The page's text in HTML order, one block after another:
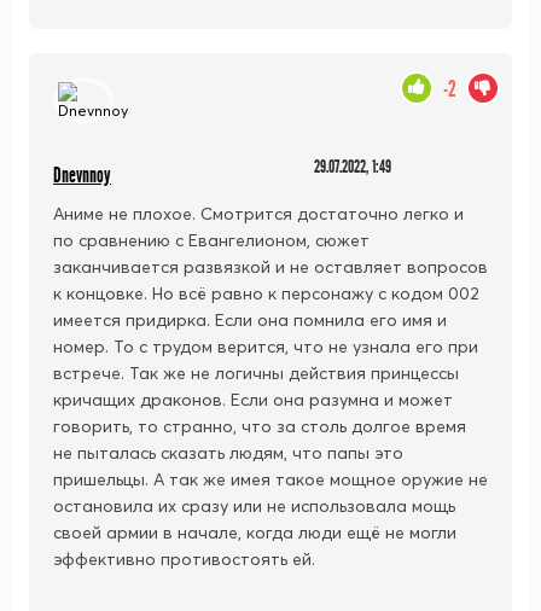
Dnevnnoy 29.07.2022, 1:49
Аниме не плохое. Смотрится достаточно легко и
по сравнению с Евангелионом, сюжет
заканчивается развязкой и не оставляет вопросов
к концовке. Но всё равно к персонажу с кодом 002
имеется придирка. Если она помнила его имя и
номер. То с трудом верится, что не узнала его при
встрече. Так же не логичны действия принцессы
кричащих драконов. Если она разумна и может
говорить, то странно, что за столь долгое время
не пыталась сказать людям, что папы это
пришельцы. А так же имея такое мощное оружие не
остановила их сразу или не использовала мощь
своей армии в начале, когда люди ещё не могли
эффективно противостоять ей.
-2